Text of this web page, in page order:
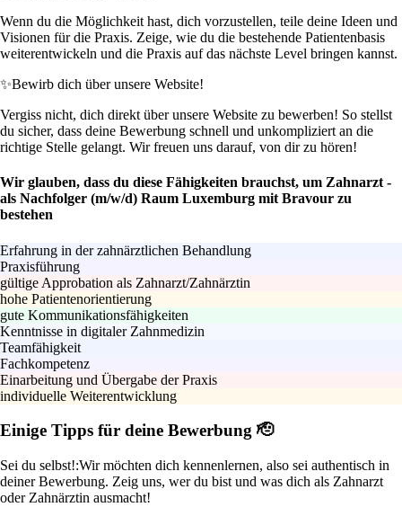
Wenn du die Möglichkeit hast, dich vorzustellen, teile deine Ideen und
Visionen für die Praxis. Zeige, wie du die bestehende Patientenbasis
weiterentwickeln und die Praxis auf das nächste Level bringen kannst.
✨Bewirb dich über unsere Website!
Vergiss nicht, dich direkt über unsere Website zu bewerben! So stellst
du sicher, dass deine Bewerbung schnell und unkompliziert an die
richtige Stelle gelangt. Wir freuen uns darauf, von dir zu hören!
Wir glauben, dass du diese Fähigkeiten brauchst, um Zahnarzt -
als Nachfolger (m/w/d) Raum Luxemburg mit Bravour zu
bestehen
Erfahrung in der zahnärztlichen Behandlung
Praxisführung
gültige Approbation als Zahnarzt/Zahnärztin
hohe Patientenorientierung
gute Kommunikationsfähigkeiten
Kenntnisse in digitaler Zahnmedizin
Teamfähigkeit
Fachkompetenz
Einarbeitung und Übergabe der Praxis
individuelle Weiterentwicklung
Einige Tipps für deine Bewerbung 🫡
Sei du selbst!:Wir möchten dich kennenlernen, also sei authentisch in
deiner Bewerbung. Zeig uns, wer du bist und was dich als Zahnarzt
oder Zahnärztin ausmacht!